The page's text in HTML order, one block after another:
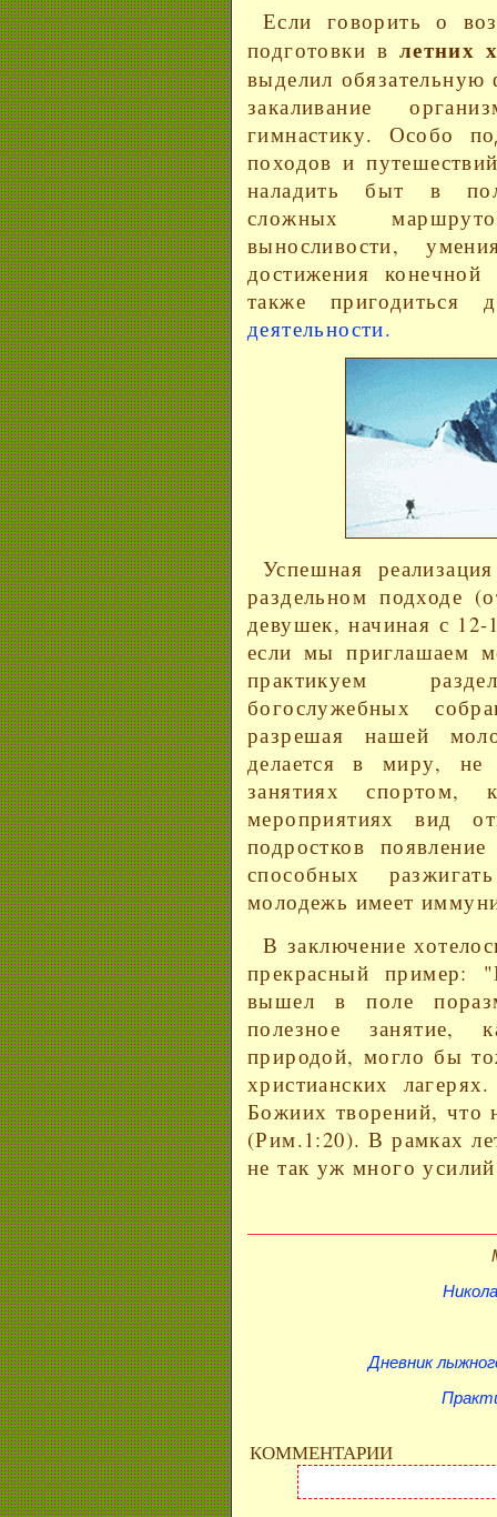
Если говорить о
подготовки в летних
выделил
закаливание
гимнастику. Особо
походов и
наладить быт в
сложных
выносливости,
достижения
также
деятельности.
Успешная
раздельном подходе
девушек, начиная с 12-
если мы приглашаем
практикуем
богослужебных
разрешая нашей
делается в миру,
занятиях спортом,
мероприятиях вид
подростков
способных
молодежь имеет
В заключение
прекрасный пример:
вышел в поле
полезное занятие,
природой, могло бы
христианских
Божиих творений, что
(Рим.1:20). В рамках
не так уж много
Дневник
КОММЕНТАРИИ